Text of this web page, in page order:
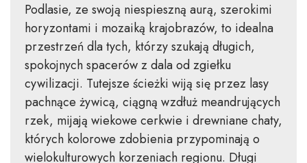
Podlasie, ze swoją niespieszną aurą, szerokimi
horyzontami i mozaiką krajobrazów, to idealna
przestrzeń dla tych, którzy szukają długich,
spokojnych spacerów z dala od zgiełku
cywilizacji. Tutejsze ścieżki wiją się przez lasy
pachnące żywicą, ciągną wzdłuż meandrujących
rzek, mijają wiekowe cerkwie i drewniane chaty,
których kolorowe zdobienia przypominają o
wielokulturowych korzeniach regionu. Długi